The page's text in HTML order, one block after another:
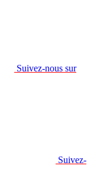
Suivez-nous sur
Suivez-